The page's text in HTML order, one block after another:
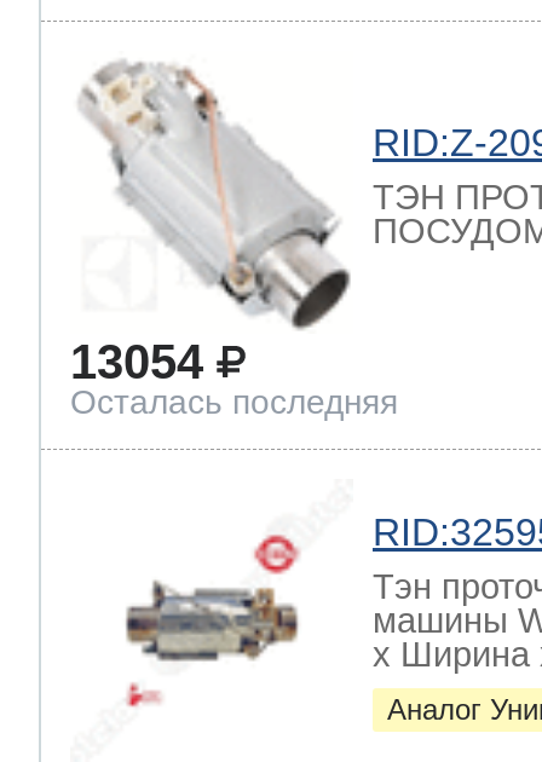
RID:Z-
ТЭН
13054
Осталась последняя
Тэн
машины
х Ширина
Аналог